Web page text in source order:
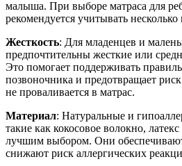
малыша. При выборе матраса для
рекомендуется учитывать
Жесткость: Для младенцев и
предпочтительны жесткие или
Это помогает поддерживать
позвоночника и предотвращает
не проваливается в матрас.
Материал: Натуральные и
такие как кокосовое волокно,
лучшим выбором. Они
снижают риск аллергических